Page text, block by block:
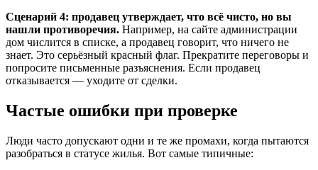
Сценарий 4: продавец утверждает, что всё чисто, но вы
нашли противоречия. Например, на сайте администрации
дом числится в списке, а продавец говорит, что ничего не
знает. Это серьёзный красный флаг. Прекратите переговоры и
попросите письменные разъяснения. Если продавец
отказывается — уходите от сделки.
Частые ошибки при проверке
Люди часто допускают одни и те же промахи, когда пытаются
разобраться в статусе жилья. Вот самые типичные: